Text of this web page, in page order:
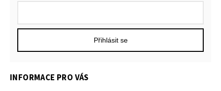
INFORMACE PRO VÁS
Přihlásit se